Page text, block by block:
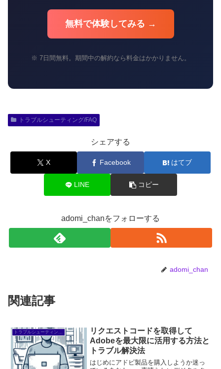
無料で体験してみる →
※ 7日間無料。期間中の解約なら料金はかかりません。
トラブルシューティング/FAQ
シェアする
X Facebook はてブ
LINE コピー
adomi_chanをフォローする
adomi_chan
関連記事
トラブルシューティング/FAQ
リクエストコードを取得して
Adobeを最大限に活用する方法と
トラブル解決法
はじめにアドビ製品を購入しようか迷っ